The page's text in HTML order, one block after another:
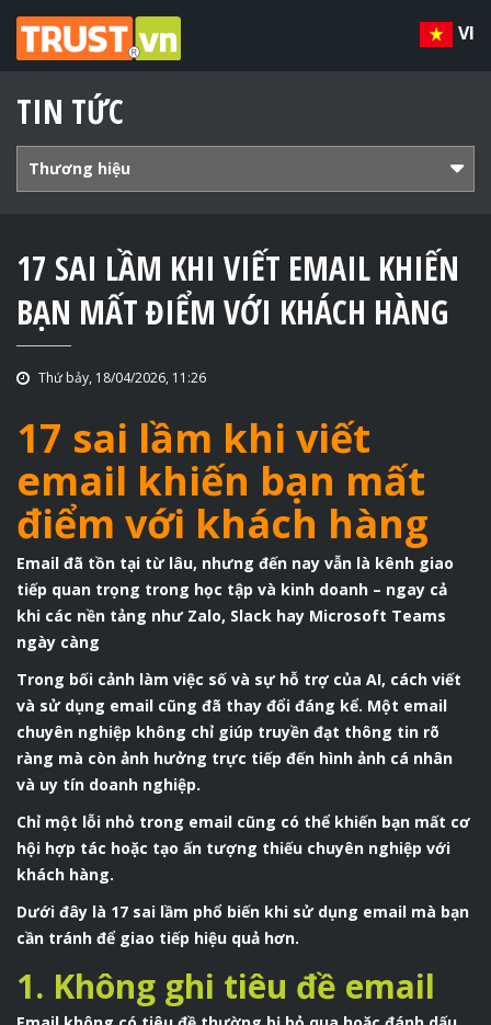
VI
TIN TỨC
Thương hiệu
17 SAI LẦM KHI VIẾT EMAIL KHIẾN
BẠN MẤT ĐIỂM VỚI KHÁCH HÀNG
Thứ bảy, 18/04/2026, 11:26
17 sai lầm khi viết
email khiến bạn mất
điểm với khách hàng
Email đã tồn tại từ lâu, nhưng đến nay vẫn là kênh giao
tiếp quan trọng trong học tập và kinh doanh – ngay cả
khi các nền tảng như Zalo, Slack hay Microsoft Teams
ngày càng
Trong bối cảnh làm việc số và sự hỗ trợ của AI, cách viết
và sử dụng email cũng đã thay đổi đáng kể. Một email
chuyên nghiệp không chỉ giúp truyền đạt thông tin rõ
ràng mà còn ảnh hưởng trực tiếp đến hình ảnh cá nhân
và uy tín doanh nghiệp.
Chỉ một lỗi nhỏ trong email cũng có thể khiến bạn mất cơ
hội hợp tác hoặc tạo ấn tượng thiếu chuyên nghiệp với
khách hàng.
Dưới đây là 17 sai lầm phổ biến khi sử dụng email mà bạn
cần tránh để giao tiếp hiệu quả hơn.
1. Không ghi tiêu đề email